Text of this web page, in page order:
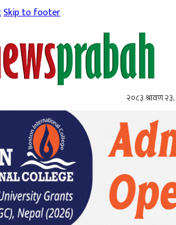
Skip to footer
२०८३ श्रावण २३,